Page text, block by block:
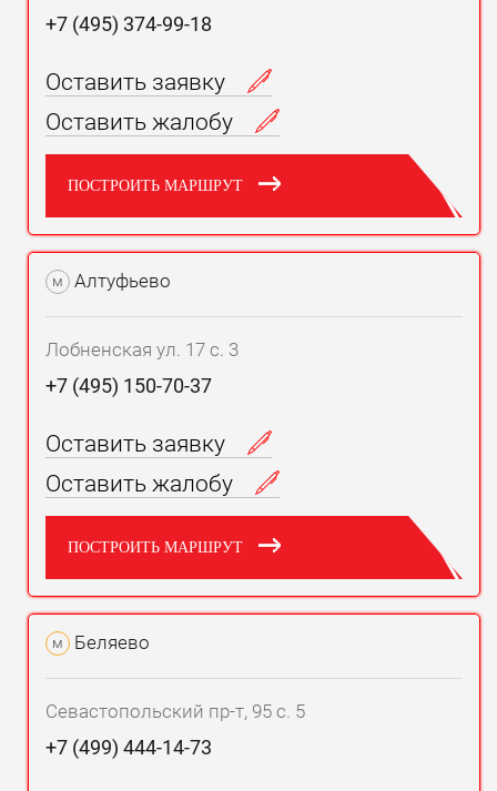
+7 (495) 374-99-18
Оставить заявку
Оставить жалобу
ПОСТРОИТЬ МАРШРУТ
м Алтуфьево
Лобненская ул. 17 с. 3
+7 (495) 150-70-37
Оставить заявку
Оставить жалобу
ПОСТРОИТЬ МАРШРУТ
м Беляево
Севастопольский пр-т, 95 с. 5
+7 (499) 444-14-73